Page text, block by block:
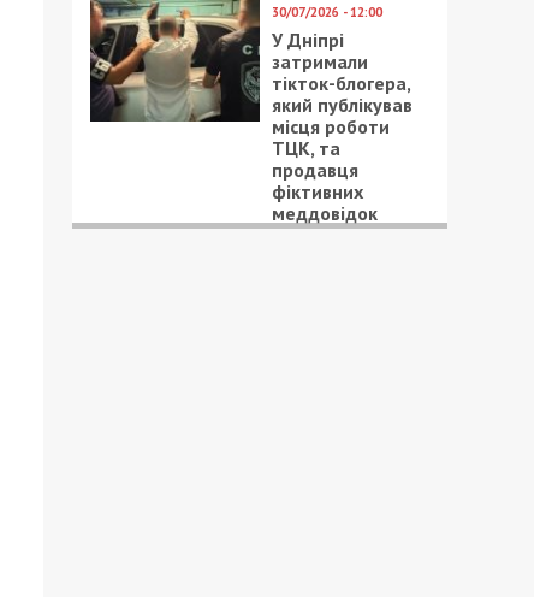
30/07/2026 - 12:00
У Дніпрі
затримали
тікток-блогера,
який публікував
місця роботи
ТЦК, та
продавця
фіктивних
меддовідок